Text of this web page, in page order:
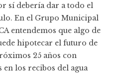
sí debería dar a todo el
En el Grupo Municipal
entendemos que algo de
hipotecar el futuro de
25 años con
en los recibos del agua